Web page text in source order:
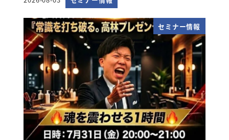
投稿日
セミナー情報